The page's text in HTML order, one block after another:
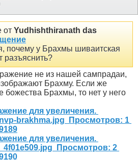
от Yudhishthiranath das
почему у Брахмы шиваитская
разъяснить?
не из нашей сампрадаи,
Брахму. Если же
божества Брахмы, то нет у него